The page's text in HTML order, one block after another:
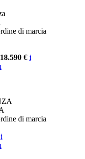
di marcia
€ i
di marcia
i